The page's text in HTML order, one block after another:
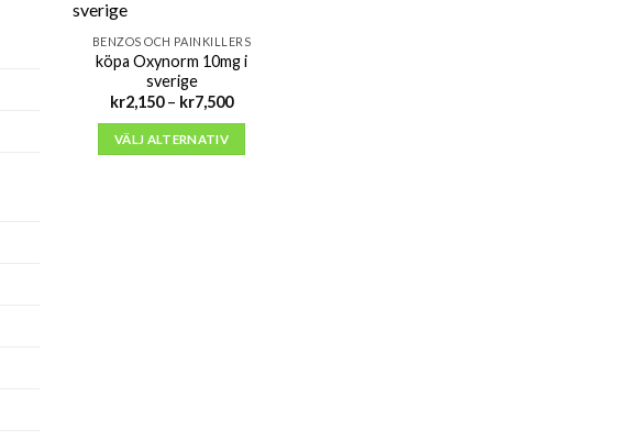
BENZOS OCH PAINKILLERS
köpa Oxynorm 10mg i
sverige
kr2,150 – kr7,500Prisintervall:
VÄLJ ALTERNATIV